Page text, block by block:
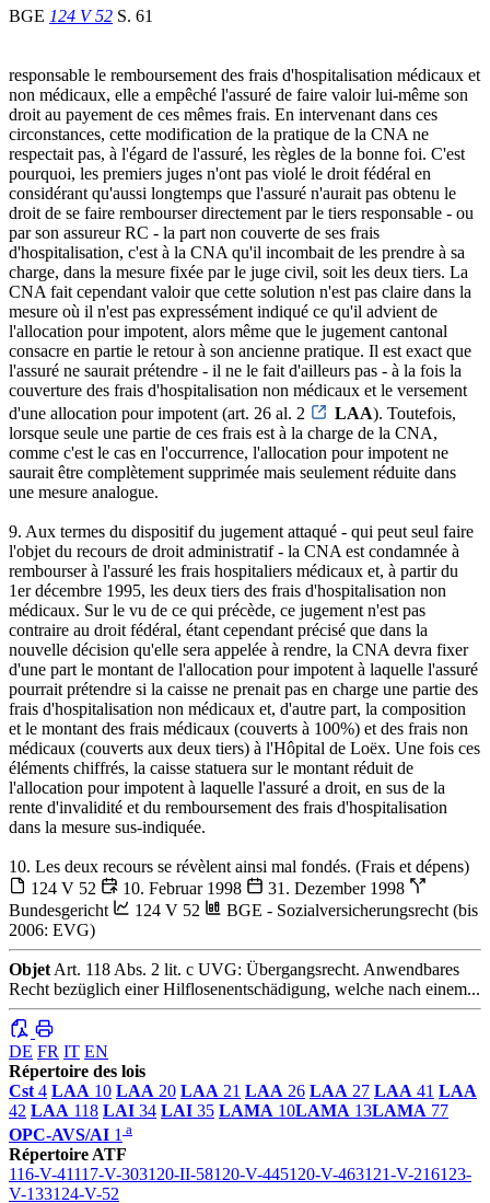
BGE 124 V 52 S. 61
responsable le remboursement des frais d'hospitalisation médicaux et
non médicaux, elle a empêché l'assuré de faire valoir lui-même son
droit au payement de ces mêmes frais. En intervenant dans ces
circonstances, cette modification de la pratique de la CNA ne
respectait pas, à l'égard de l'assuré, les règles de la bonne foi. C'est
pourquoi, les premiers juges n'ont pas violé le droit fédéral en
considérant qu'aussi longtemps que l'assuré n'aurait pas obtenu le
droit de se faire rembourser directement par le tiers responsable - ou
par son assureur RC - la part non couverte de ses frais
d'hospitalisation, c'est à la CNA qu'il incombait de les prendre à sa
charge, dans la mesure fixée par le juge civil, soit les deux tiers. La
CNA fait cependant valoir que cette solution n'est pas claire dans la
mesure où il n'est pas expressément indiqué ce qu'il advient de
l'allocation pour impotent, alors même que le jugement cantonal
consacre en partie le retour à son ancienne pratique. Il est exact que
l'assuré ne saurait prétendre - il ne le fait d'ailleurs pas - à la fois la
couverture des frais d'hospitalisation non médicaux et le versement
d'une allocation pour impotent (art. 26 al. 2
LAA). Toutefois,
lorsque seule une partie de ces frais est à la charge de la CNA,
comme c'est le cas en l'occurrence, l'allocation pour impotent ne
saurait être complètement supprimée mais seulement réduite dans
une mesure analogue.
9. Aux termes du dispositif du jugement attaqué - qui peut seul faire
l'objet du recours de droit administratif - la CNA est condamnée à
rembourser à l'assuré les frais hospitaliers médicaux et, à partir du
1er décembre 1995, les deux tiers des frais d'hospitalisation non
médicaux. Sur le vu de ce qui précède, ce jugement n'est pas
contraire au droit fédéral, étant cependant précisé que dans la
nouvelle décision qu'elle sera appelée à rendre, la CNA devra fixer
d'une part le montant de l'allocation pour impotent à laquelle l'assuré
pourrait prétendre si la caisse ne prenait pas en charge une partie des
frais d'hospitalisation non médicaux et, d'autre part, la composition
et le montant des frais médicaux (couverts à 100%) et des frais non
médicaux (couverts aux deux tiers) à l'Hôpital de Loëx. Une fois ces
éléments chiffrés, la caisse statuera sur le montant réduit de
l'allocation pour impotent à laquelle l'assuré a droit, en sus de la
rente d'invalidité et du remboursement des frais d'hospitalisation
dans la mesure sus-indiquée.
10. Les deux recours se révèlent ainsi mal fondés. (Frais et dépens)
124 V 52
10. Februar 1998
31. Dezember 1998
Bundesgericht
124 V 52
BGE - Sozialversicherungsrecht (bis
2006: EVG)
Objet Art. 118 Abs. 2 lit. c UVG: Übergangsrecht. Anwendbares
Recht bezüglich einer Hilflosenentschädigung, welche nach einem...
DE FR IT EN
Répertoire des lois
Cst 4 LAA 10 LAA 20 LAA 21 LAA 26 LAA 27 LAA 41 LAA
42 LAA 118 LAI 34 LAI 35 LAMA 10LAMA 13LAMA 77
OPC-AVS/AI 1 a
Répertoire ATF
116-V-41117-V-303120-II-58120-V-445120-V-463121-V-216123-
V-133124-V-52